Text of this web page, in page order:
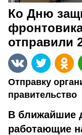
Ко Дню
отправили
Отправку
правительство
В ближайшие
работающие